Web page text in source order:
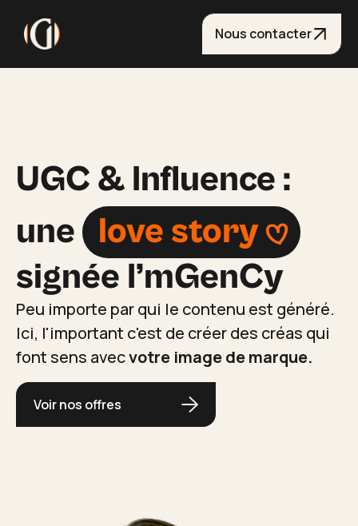
Nous contacter
UGC & Influence :
une
love story
signée I’mGenCy
Peu importe par qui le contenu est généré.
Ici, l'important c'est de créer des créas qui
font sens avecvotre image de marque.
Voir nos offres